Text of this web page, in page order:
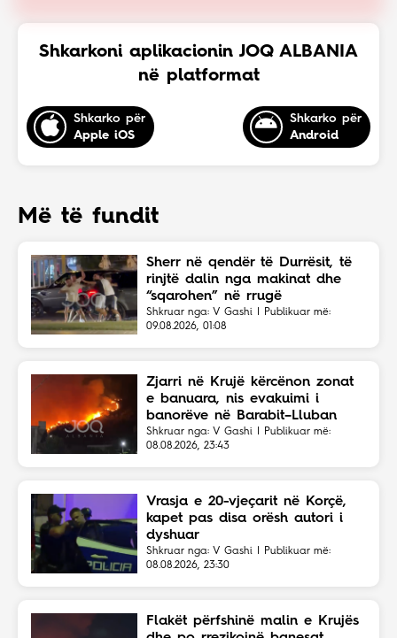
Shkarkoni aplikacionin JOQ ALBANIA
në platformat
Shkarko për
Apple iOS
Shkarko për
Android
Më të fundit
Sherr në qendër të Durrësit, të
rinjtë dalin nga makinat dhe
“sqarohen” në rrugë
Shkruar nga: V Gashi | Publikuar më:
09.08.2026, 01:08
Zjarri në Krujë kërcënon zonat
e banuara, nis evakuimi i
banorëve në Barabit–Lluban
Shkruar nga: V Gashi | Publikuar më:
08.08.2026, 23:43
Vrasja e 20-vjeçarit në Korçë,
kapet pas disa orësh autori i
dyshuar
Shkruar nga: V Gashi | Publikuar më:
08.08.2026, 23:30
Flakët përfshinë malin e Krujës